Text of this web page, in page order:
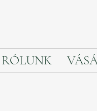
RÓLUNK